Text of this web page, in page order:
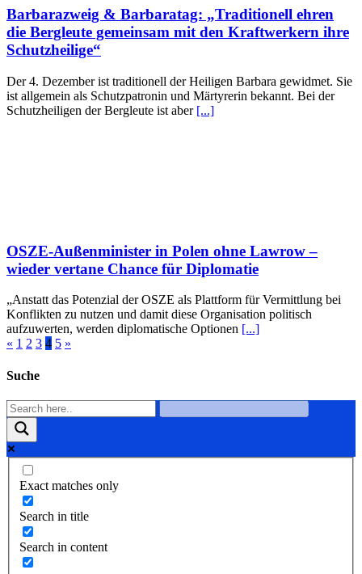
Barbarazweig & Barbaratag: „Traditionell ehren
die Bergleute gemeinsam mit den Kraftwerkern ihre
Schutzheilige“
Der 4. Dezember ist traditionell der Heiligen Barbara gewidmet. Sie
ist allgemein als Schutzpatronin und Märtyrerin bekannt. Bei der
Schutzheiligen der Bergleute ist aber [...]
OSZE-Außenminister in Polen ohne Lawrow –
wieder vertane Chance für Diplomatie
„Anstatt das Potenzial der OSZE als Plattform für Vermittlung bei
Konflikten zu nutzen und damit diese Organisation politisch
aufzuwerten, werden diplomatische Optionen [...]
« 1 2 3 4 5 »
Suche
Exact matches only
Search in title
Search in content